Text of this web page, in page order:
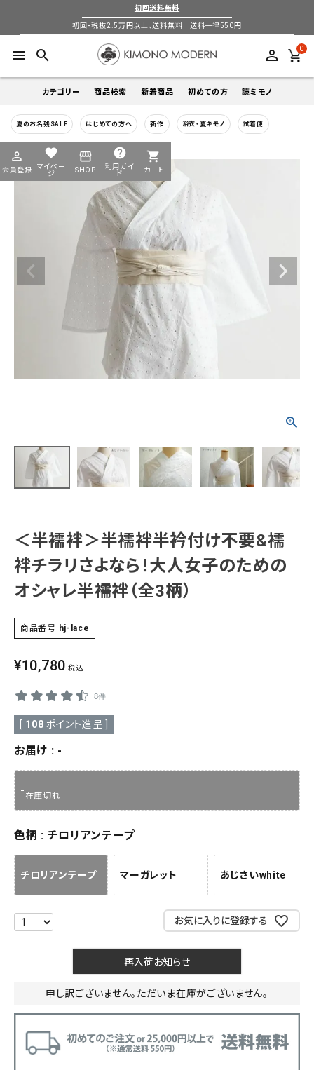
初回送料無料
初回・税抜2.5万円以上、送料無料｜送料一律550円
menu search perm_identity 0
カテゴリー
着物
帯
商品検索
キーワードから探す
5-9月 夏季以外通年 春
カテゴリーから探す
帯 襦袢 小物
カジュアル ソシアル フォーマル
在庫有 アーカイブ商品 セール商品
価格から探す
0-5,000円 5,000-10,000円 10,000-20,000円
色から探す
新着商品 初めての方 読ミモノ
夏のお名残SALE はじめての方へ 新作 浴衣・夏キモノ 試着便
perm_identity
会員登録
favorite
マイペー
ジ
storefront
SHOP
help
利用ガイ
ド
shopping_cart
カート search
perm_identity 会員登録
ようこそ ゲスト 様
羽織
小物
新作・キャンペーン
帯結び動画
キモノ読ミモノ
ABOUT
INFORMATION
＜半襦袢＞半襦袢半衿付け不要&襦
袢チラリさよなら！大人女子のための
オシャレ半襦袢（全3柄）
商品番号 hj-lace
¥10,780 税込
8件
108 ポイント進呈 ]
お届け -
- 在庫切れ
色柄 チロリアンテープ
チロリアンテープ マーガレット あじさいwhite
お気に入りに登録する
再入荷お知らせ
申し訳ございません。ただいま在庫がございません。